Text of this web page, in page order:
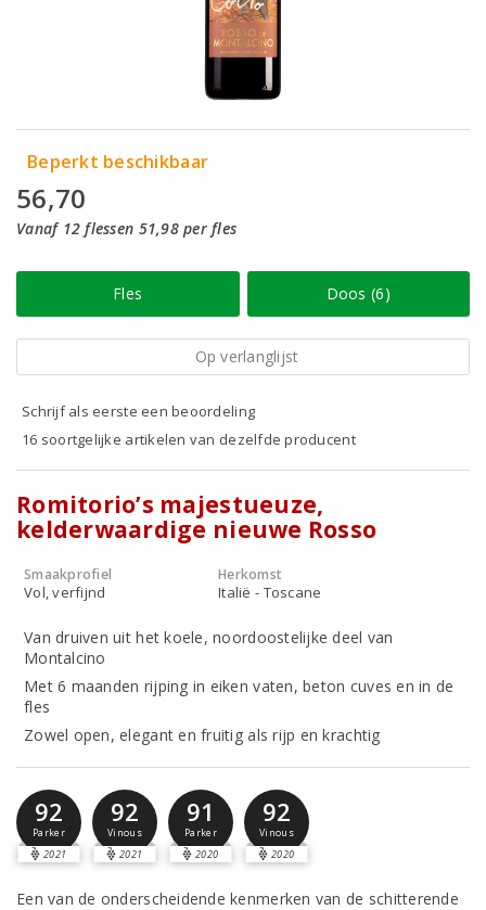
Beperkt beschikbaar
56,70
Vanaf 12 flessen 51,98 per fles
Fles Doos (6)
Op verlanglijst
Schrijf als eerste een beoordeling
16 soortgelijke artikelen van dezelfde producent
Romitorio’s majestueuze,
kelderwaardige nieuwe Rosso
Smaakprofiel
Vol, verfijnd
Herkomst
Italië - Toscane
Van druiven uit het koele, noordoostelijke deel van
Montalcino
Met 6 maanden rijping in eiken vaten, beton cuves en in de
fles
Zowel open, elegant en fruitig als rijp en krachtig
92
Parker
2021
92
Vinous
2021
91
Parker
2020
92
Vinous
2020
Een van de onderscheidende kenmerken van de schitterende